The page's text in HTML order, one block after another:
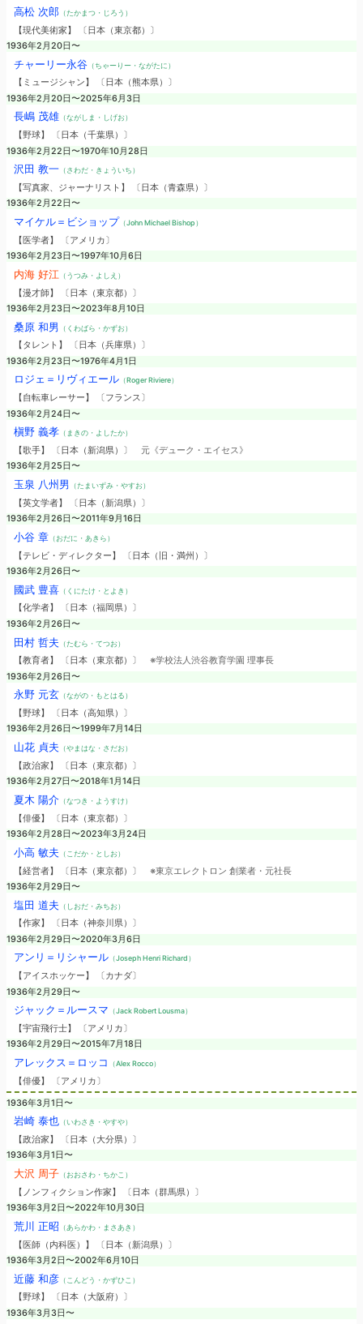
高松 次郎（たかまつ・じろう）
【現代美術家】 〔日本（東京都）〕
1936年2月20日〜
チャーリー永谷（ちゃーりー・ながたに）
【ミュージシャン】 〔日本（熊本県）〕
1936年2月20日〜2025年6月3日
長嶋 茂雄（ながしま・しげお）
【野球】 〔日本（千葉県）〕
1936年2月22日〜1970年10月28日
沢田 教一（さわだ・きょういち）
【写真家、ジャーナリスト】 〔日本（青森県）〕
1936年2月22日〜
マイケル＝ビショップ （John Michael Bishop）
【医学者】 〔アメリカ〕
1936年2月23日〜1997年10月6日
内海 好江 （うつみ・よしえ）
【漫才師】 〔日本（東京都）〕
1936年2月23日〜2023年8月10日
桑原 和男 （くわばら・かずお）
【タレント】 〔日本（兵庫県）〕
1936年2月23日〜1976年4月1日
ロジェ＝リヴィエール（Roger Riviere）
【自転車レーサー】 〔フランス〕
1936年2月24日〜
槇野 義孝（まきの・よしたか）
【歌手】 〔日本（新潟県）〕 元《デューク・エイセス》
1936年2月25日〜
玉泉 八州男 （たまいずみ・やすお）
【英文学者】 〔日本（新潟県）〕
1936年2月26日〜2011年9月16日
小谷 章（おだに・あきら）
【テレビ・ディレクター】 〔日本（旧・満州）〕
1936年2月26日〜
國武 豊喜（くにたけ・とよき）
【化学者】 〔日本（福岡県）〕
1936年2月26日〜
田村 哲夫 （たむら・てつお）
【教育者】 〔日本（東京都）〕 ※学校法人渋谷教育学園 理事長
1936年2月26日〜
永野 元玄（ながの・もとはる）
【野球】 〔日本（高知県）〕
1936年2月26日〜1999年7月14日
山花 貞夫 （やまはな・さだお）
【政治家】 〔日本（東京都）〕
1936年2月27日〜2018年1月14日
夏木 陽介（なつき・ようすけ）
【俳優】 〔日本（東京都）〕
1936年2月28日〜2023年3月24日
小高 敏夫 （こだか・としお）
【経営者】 〔日本（東京都）〕 ※東京エレクトロン 創業者・元社長
1936年2月29日〜
塩田 道夫 （しおだ・みちお）
【作家】 〔日本（神奈川県）〕
1936年2月29日〜2020年3月6日
アンリ＝リシャール（Joseph Henri Richard）
【アイスホッケー】 〔カナダ〕
1936年2月29日〜
ジャック＝ルースマ （Jack Robert Lousma）
【宇宙飛行士】 〔アメリカ〕
1936年2月29日〜2015年7月18日
アレックス＝ロッコ （Alex Rocco）
【俳優】 〔アメリカ〕
1936年3月1日〜
岩崎 泰也（いわさき・やすや）
【政治家】 〔日本（大分県）〕
1936年3月1日〜
大沢 周子（おおさわ・ちかこ）
【ノンフィクション作家】 〔日本（群馬県）〕
1936年3月2日〜2022年10月30日
荒川 正昭 （あらかわ・まさあき）
【医師（内科医）】 〔日本（新潟県）〕
1936年3月2日〜2002年6月10日
近藤 和彦（こんどう・かずひこ）
【野球】 〔日本（大阪府）〕
1936年3月3日〜